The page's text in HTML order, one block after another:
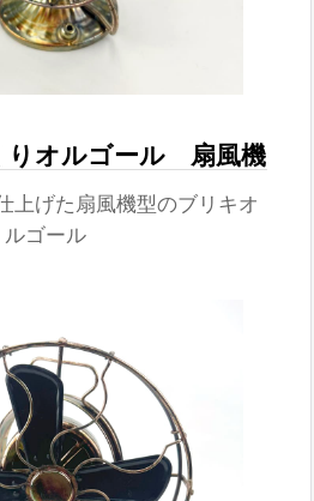
りオルゴール 扇風機
上げた扇風機型のブリキオ
ルゴール